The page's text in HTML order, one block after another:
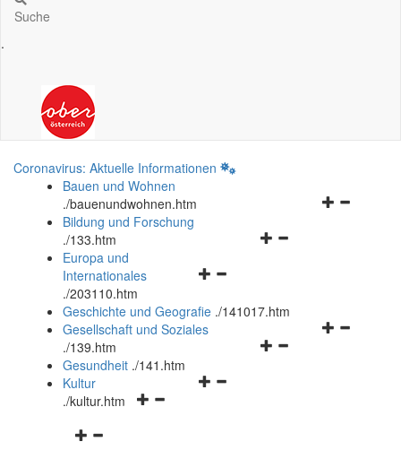
Suche
.
Coronavirus: Aktuelle Informationen
Bauen und Wohnen
./bauenundwohnen.htm
Navigationsmenü
Bildung und Forschung
./133.htm
Navigationsmenü
und
schließen
Europa und
Internationales
./203110.htm
Geschichte und Geografie ./141017.htm
Navigationsmenü
Gesellschaft und Soziales
./139.htm
Navigationsmenü
Gesundheit ./141.htm
Navigationsmenü
Kultur
./kultur.htm
Navigationsmenü